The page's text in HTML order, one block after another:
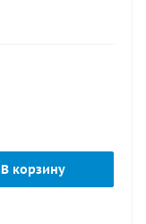
В корзину